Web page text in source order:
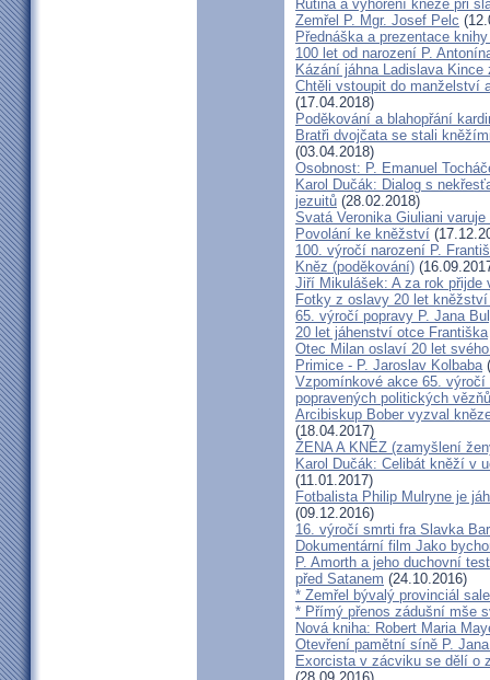
Rutina a vyhoření kněze při
Zemřel P. Mgr. Josef Pelc
Přednáška a prezentace
100 let od narození P.
Kázání jáhna Ladislava
Chtěli vstoupit do manželství
(17.04.2018)
Poděkování a blahopřání
Bratři dvojčata se stali
(03.04.2018)
Osobnost: P. Emanuel
Karol Dučák: Dialog s
jezuitů (28.02.2018)
Svatá Veronika Giuliani
Povolání ke kněžství
100. výročí narození P.
Kněz (poděkování)
Jiří Mikulášek: A za rok
Fotky z oslavy 20 let
65. výročí popravy P. Jana
20 let jáhenství otce Františka
Otec Milan oslaví 20 let
Primice - P. Jaroslav Kolbaba
Vzpomínkové akce 65.
popravených politických vězňů
Arcibiskup Bober vyzval
(18.04.2017)
ŽENA A KNĚZ (zamyšlení
Karol Dučák: Celibát kněží v
(11.01.2017)
Fotbalista Philip Mulryne je
(09.12.2016)
16. výročí smrti fra Slavka
Dokumentární film Jako
P. Amorth a jeho duchovní
před Satanem (24.10.2016)
* Zemřel bývalý provinciál
* Přímý přenos zádušní mše
Nová kniha: Robert Maria
Otevření pamětní síně P.
Exorcista v zácviku se dělí o